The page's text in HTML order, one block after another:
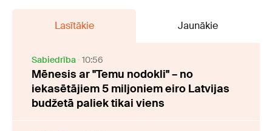
Lasītākie Jaunākie
Sabiedrība 10:56
Mēnesis ar "Temu nodokli" – no
iekasētājiem 5 miljoniem eiro Latvijas
budžetā paliek tikai viens